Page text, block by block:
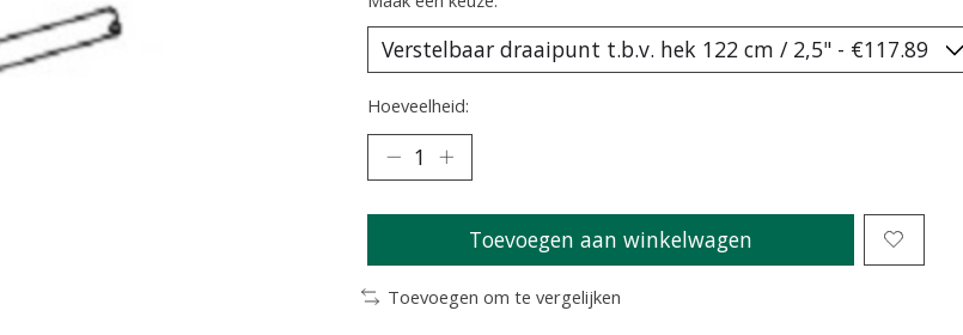
Hoeveelheid:
Toevoegen aan winkelwagen
Toevoegen om te vergelijken